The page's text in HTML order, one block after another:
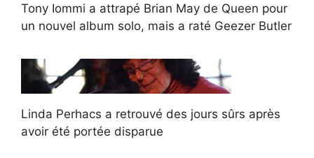
Tony Iommi a attrapé Brian May de Queen pour
un nouvel album solo, mais a raté Geezer Butler
Linda Perhacs a retrouvé des jours sûrs après
avoir été portée disparue